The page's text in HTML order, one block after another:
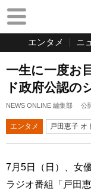
エンタメ ニ
一生に一度お
ド政府公認の
NEWS ONLINE 編集部 公
エンタメ 戸田恵子 オ
7月5日（日）、女
ラジオ番組「戸田